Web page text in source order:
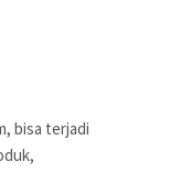
bisa terjadi